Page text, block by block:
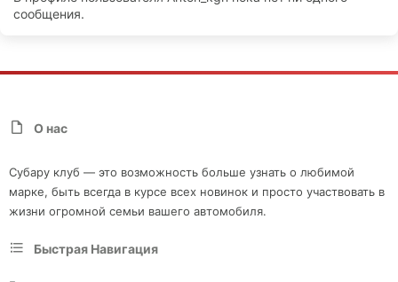
сообщения.
О нас
Субару клуб — это возможность больше узнать о любимой
марке, быть всегда в курсе всех новинок и просто участвовать в
жизни огромной семьи вашего автомобиля.
Быстрая Навигация